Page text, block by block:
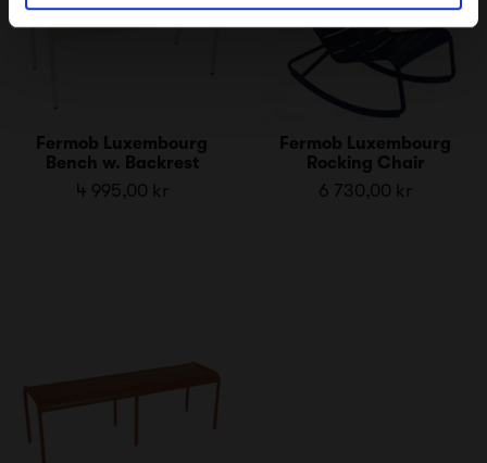
Fermob Luxembourg
Bench w. Backrest
4 995,00 kr
Fermob Luxembourg
Rocking Chair
6 730,00 kr